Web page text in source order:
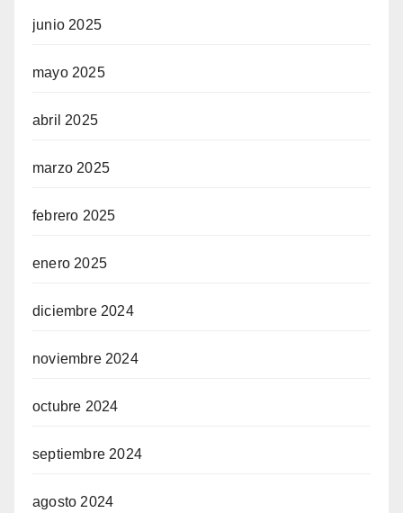
junio 2025
mayo 2025
abril 2025
marzo 2025
febrero 2025
enero 2025
diciembre 2024
noviembre 2024
octubre 2024
septiembre 2024
agosto 2024